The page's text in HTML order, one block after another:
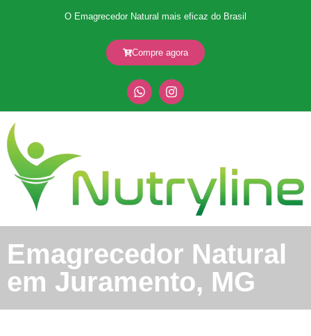
O Emagrecedor Natural mais eficaz do Brasil
Compre agora
Emagrecedor Natural
em Juramento, MG